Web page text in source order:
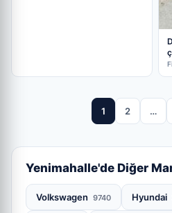
1 2 …
Yenimahalle'de Diğer
Volkswagen 9740 Hyundai